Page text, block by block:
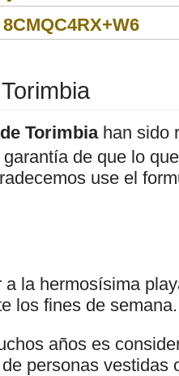
8CMQC4RX+W6
Torimbiahan sido
de que lo
use el
la hermosísima
los fines de semana.
años es
personas vestidas